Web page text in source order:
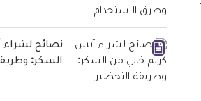
نصائح
السكر: